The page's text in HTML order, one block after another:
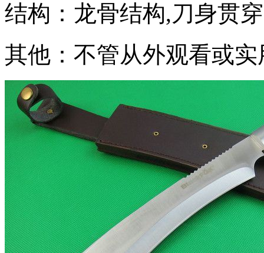
结构：龙骨结构,刀身贯
其他：不管从外观看或